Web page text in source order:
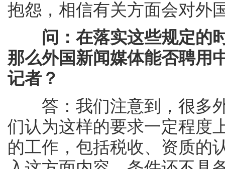
抱怨，相信有关方面会对外
问：在落实这些规定的
那么外国新闻媒体能否聘用
记者？
答：我们注意到，很多外
们认为这样的要求一定程度
的工作，包括税收、资质的